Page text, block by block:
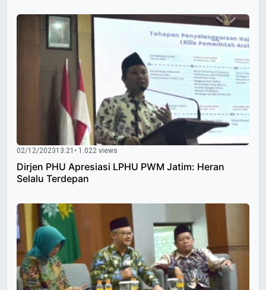
02/12/202313:21 • 1.022 views
Dirjen PHU Apresiasi LPHU PWM Jatim: Heran
Selalu Terdepan